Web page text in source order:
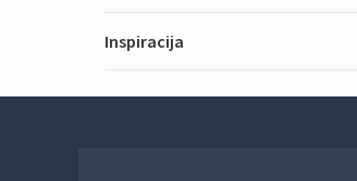
Inspiracija